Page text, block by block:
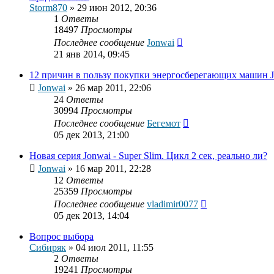
Storm870 » 29 июн 2012, 20:36
1 Ответы
18497 Просмотры
Последнее сообщение Jonwai
21 янв 2014, 09:45
12 причин в пользу покупки энергосберегающих машин
Jonwai » 26 мар 2011, 22:06
24 Ответы
30994 Просмотры
Последнее сообщение Бегемот
05 дек 2013, 21:00
Новая серия Jonwai - Super Slim. Цикл 2 сек, реально ли?
Jonwai » 16 мар 2011, 22:28
12 Ответы
25359 Просмотры
Последнее сообщение vladimir0077
05 дек 2013, 14:04
Вопрос выбора
Сибиряк » 04 июл 2011, 11:55
2 Ответы
19241 Просмотры